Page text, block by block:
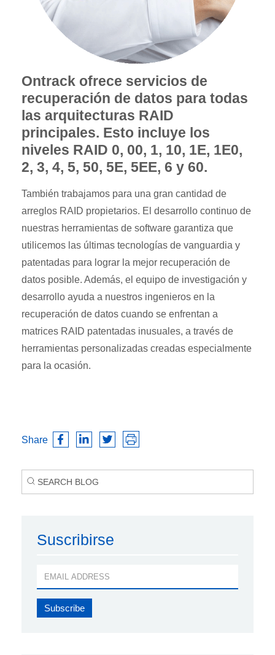
Ontrack ofrece servicios de
recuperación de datos para todas
las arquitecturas RAID
principales. Esto incluye los
niveles RAID 0, 00, 1, 10, 1E, 1E0,
2, 3, 4, 5, 50, 5E, 5EE, 6 y 60.
También trabajamos para una gran cantidad de
arreglos RAID propietarios. El desarrollo continuo de
nuestras herramientas de software garantiza que
utilicemos las últimas tecnologías de vanguardia y
patentadas para lograr la mejor recuperación de
datos posible. Además, el equipo de investigación y
desarrollo ayuda a nuestros ingenieros en la
recuperación de datos cuando se enfrentan a
matrices RAID patentadas inusuales, a través de
herramientas personalizadas creadas especialmente
para la ocasión.
Share
Suscribirse